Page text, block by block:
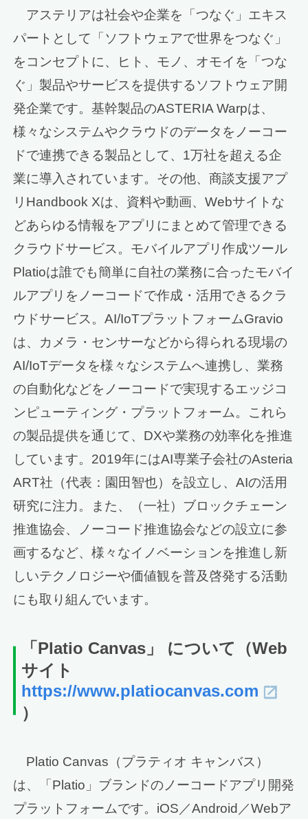
アステリアは社会や企業を「つなぐ」エキス
パートとして「ソフトウェアで世界をつなぐ」
をコンセプトに、ヒト、モノ、オモイを「つな
ぐ」製品やサービスを提供するソフトウェア開
発企業です。基幹製品のASTERIA Warpは、
様々なシステムやクラウドのデータをノーコー
ドで連携できる製品として、1万社を超える企
業に導入されています。その他、商談支援アプ
リHandbook Xは、資料や動画、Webサイトな
どあらゆる情報をアプリにまとめて管理できる
クラウドサービス。モバイルアプリ作成ツール
Platioは誰でも簡単に自社の業務に合ったモバイ
ルアプリをノーコードで作成・活用できるクラ
ウドサービス。AI/IoTプラットフォームGravio
は、カメラ・センサーなどから得られる現場の
AI/IoTデータを様々なシステムへ連携し、業務
の自動化などをノーコードで実現するエッジコ
ンピューティング・プラットフォーム。これら
の製品提供を通じて、DXや業務の効率化を推進
しています。2019年にはAI専業子会社のAsteria
ART社（代表：園田智也）を設立し、AIの活用
研究に注力。また、（一社）ブロックチェーン
推進協会、ノーコード推進協会などの設立に参
画するなど、様々なイノベーションを推進し新
しいテクノロジーや価値観を普及啓発する活動
にも取り組んでいます。
「Platio Canvas」 について
（Web
サイト
https://www.platiocanvas.com
）
Platio Canvas（プラティオ キャンバス）
は、「Platio」ブランドのノーコードアプリ開発
プラットフォームです。iOS／Android／Webア